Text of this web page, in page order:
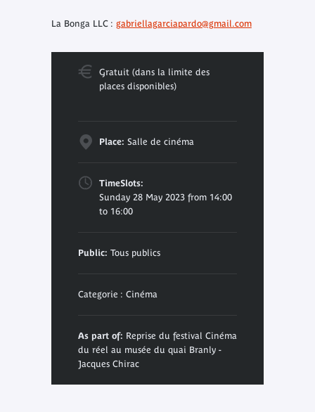
La Bonga LLC : gabriellagarciapardo@gmail.com
Gratuit (dans la limite des
places disponibles)
Place: Salle de cinéma
TimeSlots:
Sunday 28 May 2023 from 14:00
to 16:00
Public: Tous publics
Categorie : Cinéma
As part of: Reprise du festival Cinéma
du réel au musée du quai Branly -
Jacques Chirac